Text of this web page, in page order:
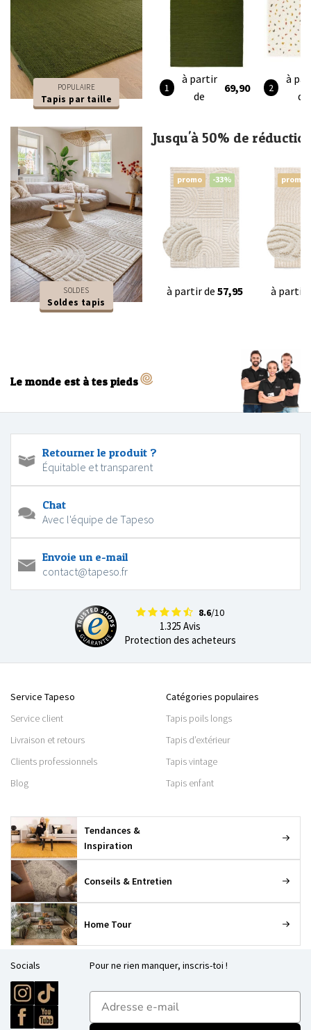
POPULAIRE
Tapis par taille
à partir
de
69,90
à
de
SOLDES
Soldes tapis
Jusqu'à 50% de
promo -33%
à partir de 57,95
promo
à partir
Le monde est à tes pieds
Retourner le produit ?
Équitable et transparent
Chat
Avec l'équipe de Tapeso
Envoie un e-mail
contact@tapeso.fr
8.6/10
1.325 Avis
Protection des acheteurs
Service Tapeso
Service client
Livraison et retours
Clients professionnels
Blog
Catégories populaires
Tapis poils longs
Tapis d’extérieur
Tapis vintage
Tapis enfant
Tendances &
Inspiration
Conseils & Entretien
Home Tour
Socials Pour ne rien manquer, inscris-toi !
E-mailadres